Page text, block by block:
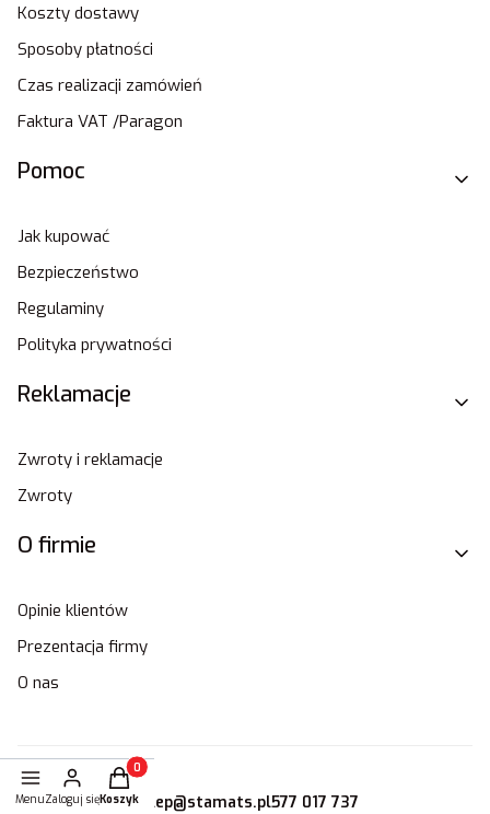
Koszty dostawy
Sposoby płatności
Czas realizacji zamówień
Faktura VAT /Paragon
Pomoc
Jak kupować
Bezpieczeństwo
Regulaminy
Polityka prywatności
Reklamacje
Zwroty i reklamacje
Zwroty
O firmie
Opinie klientów
Prezentacja firmy
O nas
sklep@stamats.pl577 017 737
MenuZaloguj się
Produkty w koszyku: 0. Zobacz szczegóły
Koszyk